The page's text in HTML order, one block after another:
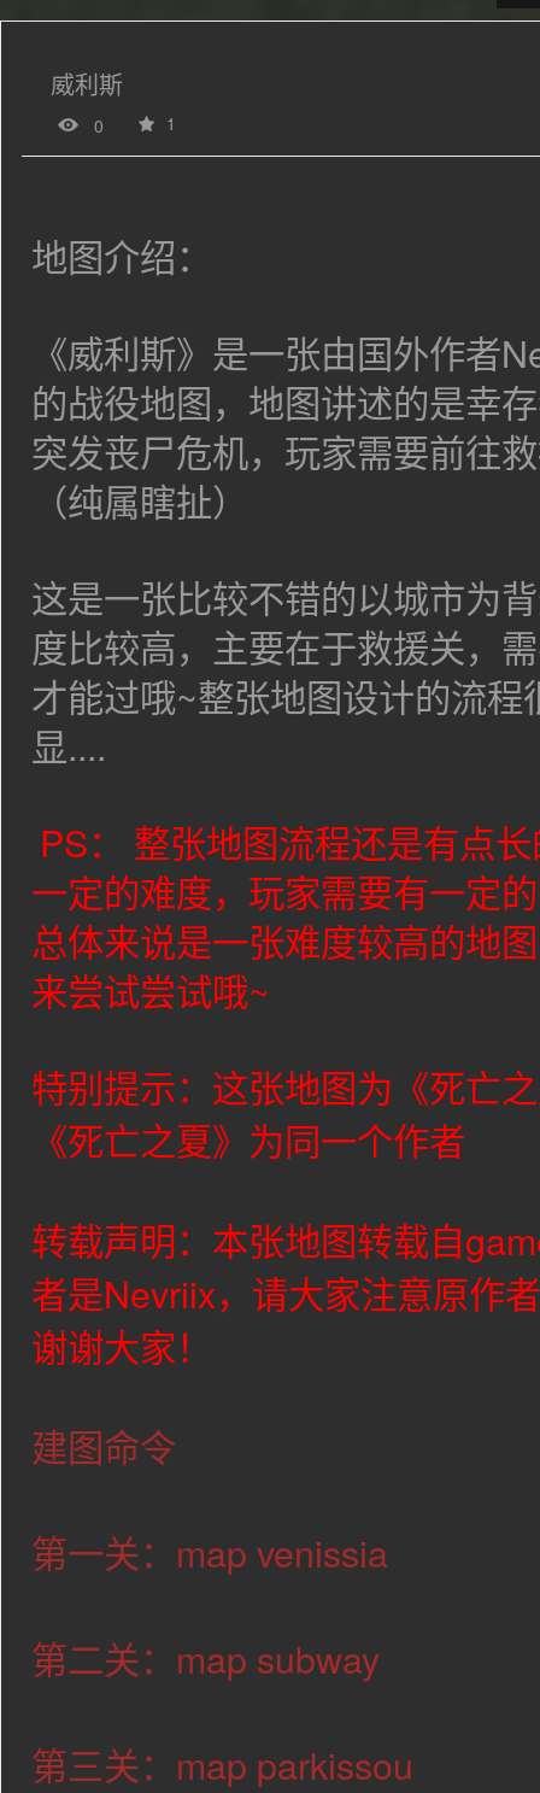
威利斯
0 1
地图介绍：
《威利斯》是一张由国外作者
的战役地图，地图讲述的是幸
突发丧尸危机，玩家需要前往
（纯属瞎扯）
这是一张比较不错的以城市为
度比较高，主要在于救援关，
才能过哦~整张地图设计的流
显....
PS： 整张地图流程还是有点
一定的难度，玩家需要有一定
总体来说是一张难度较高的地
来尝试尝试哦~
特别提示：这张地图为《死亡
《死亡之夏》为同一个作者
转载声明：本张地图转载自
者是Nevriix，请大家注意原作
谢谢大家！
建图命令
第一关：map venissia
第二关：map subway
第三关：map parkissou